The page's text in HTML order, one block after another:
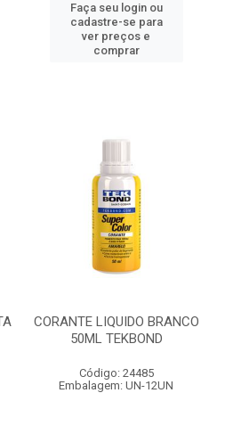
Faça seu login ou
cadastre-se para
ver preços e
comprar
CORANTE LIQUIDO BRANCO
50ML TEKBOND
Código: 24485
Embalagem: UN-12UN